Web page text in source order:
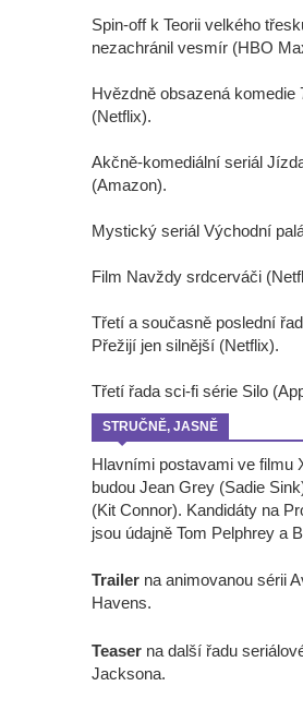
Spin-off k Teorii velkého
nezachránil vesmír (HBO
Hvězdně obsazená komedie
(Netflix).
Akčně-komediální seriál
(Amazon).
Mystický seriál Východní
Film Navždy srdcerváči
Třetí a současně poslední
Přežijí jen silnější (Netflix).
Třetí řada sci-fi série Silo
STRUČNĚ, JASNĚ
Hlavními postavami ve filmu
budou Jean Grey (Sadie
(Kit Connor). Kandidáty na
jsou údajně Tom Pelphrey a
Trailer na animovanou sérii
Havens.
Teaser na další řadu
Jacksona.